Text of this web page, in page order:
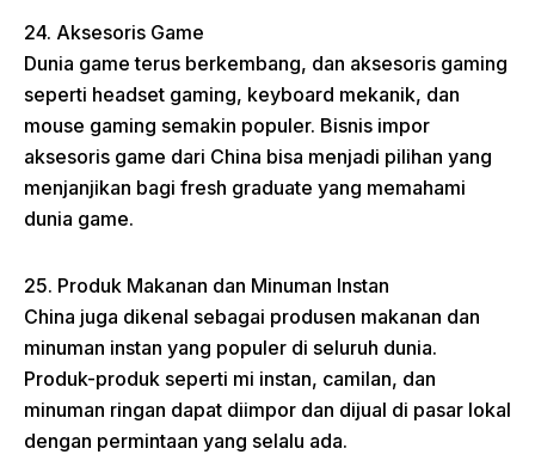
24. Aksesoris Game
Dunia game terus berkembang, dan aksesoris gaming
seperti headset gaming, keyboard mekanik, dan
mouse gaming semakin populer. Bisnis impor
aksesoris game dari China bisa menjadi pilihan yang
menjanjikan bagi fresh graduate yang memahami
dunia game.
25. Produk Makanan dan Minuman Instan
China juga dikenal sebagai produsen makanan dan
minuman instan yang populer di seluruh dunia.
Produk-produk seperti mi instan, camilan, dan
minuman ringan dapat diimpor dan dijual di pasar lokal
dengan permintaan yang selalu ada.